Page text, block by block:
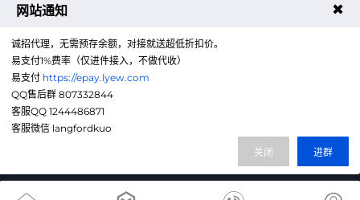
QQ售后群
豫ICP备2025157379号-1
网站通知 ✖
诚招代理，无需预存余额，对接就送超低折扣价。
易支付1%费率（仅进件接入，不做代收）
易支付 https://epay.lyew.com
QQ售后群 807332844
客服QQ 1244486871
客服微信 langfordkuo
进群
关闭